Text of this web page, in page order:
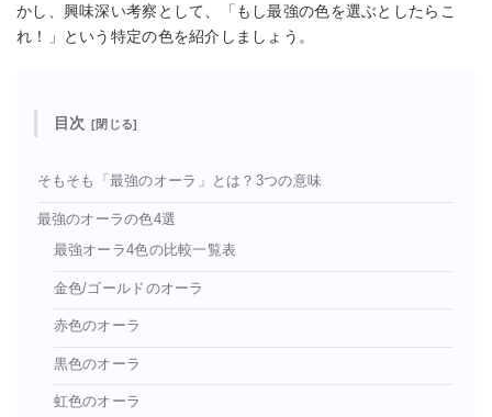
かし、興味深い考察として、「もし最強の色を選ぶとしたらこ
れ！」という特定の色を紹介しましょう。
目次
そもそも「最強のオーラ」とは？3つの意味
最強のオーラの色4選
最強オーラ4色の比較一覧表
金色/ゴールドのオーラ
赤色のオーラ
黒色のオーラ
虹色のオーラ